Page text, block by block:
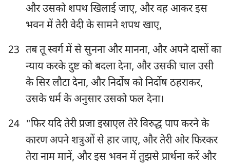
और उसको शपथ खिलाई जाए, और वह आकर इस
भवन में तेरी वेदी के सामने शपथ खाए,
23 तब तू स्वर्ग में से सुनना और मानना, और अपने दासों का
न्याय करके दुष्ट को बदला देना, और उसकी चाल उसी
के सिर लौटा देना, और निर्दोष को निर्दोष ठहराकर,
उसके धर्म के अनुसार उसको फल देना।
24 "फिर यदि तेरी प्रजा इस्राएल तेरे विरुद्ध पाप करने के
कारण अपने शत्रुओं से हार जाए, और तेरी ओर फिरकर
तेरा नाम मानें, और इस भवन में तुझसे प्रार्थना करें और